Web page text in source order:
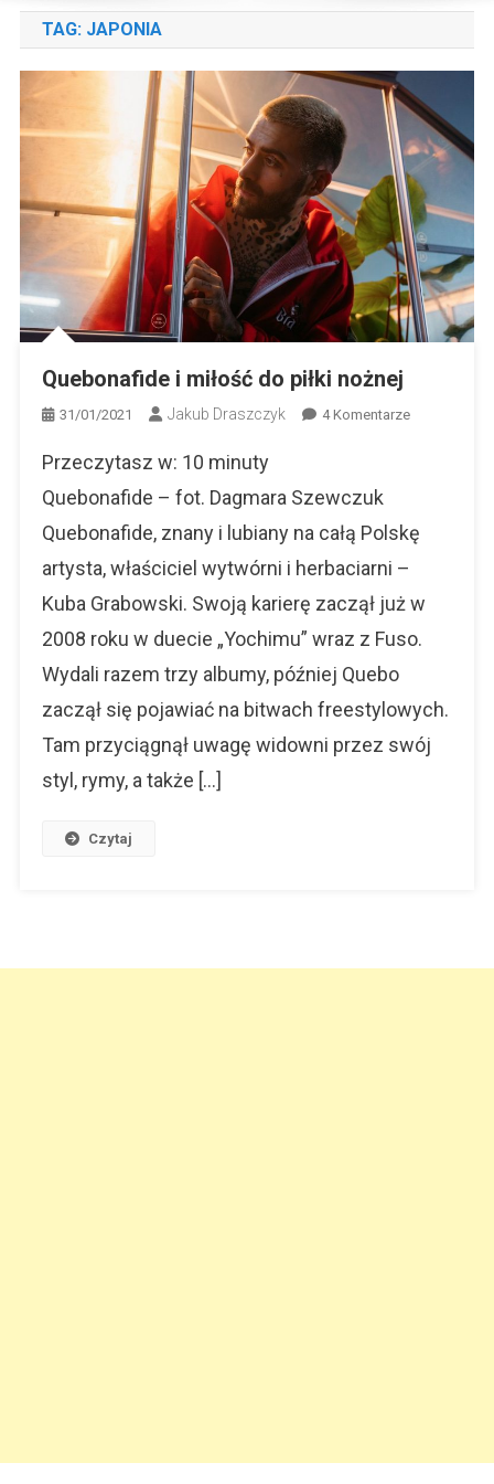
TAG: JAPONIA
Quebonafide i miłość do piłki nożnej
31/01/2021 Jakub Draszczyk 4 KomentarzeDo
Piłki
Przeczytasz w: 10 minuty
Quebonafide – fot. Dagmara Szewczuk
Quebonafide, znany i lubiany na całą Polskę
artysta, właściciel wytwórni i herbaciarni –
Kuba Grabowski. Swoją karierę zaczął już w
2008 roku w duecie „Yochimu” wraz z Fuso.
Wydali razem trzy albumy, później Quebo
zaczął się pojawiać na bitwach freestylowych.
Tam przyciągnął uwagę widowni przez swój
styl, rymy, a także […]
Czytaj